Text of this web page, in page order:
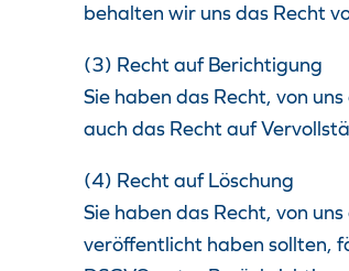
behalten wir uns das Recht
(3) Recht auf Berichtigung
Sie haben das Recht, von
auch das Recht auf
(4) Recht auf Löschung
Sie haben das Recht, von
veröffentlicht haben sollten,